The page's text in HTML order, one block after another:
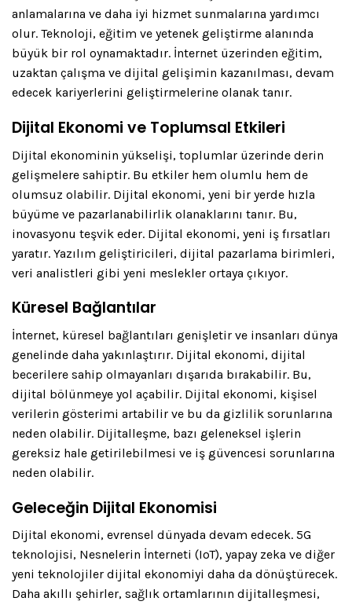
anlamalarına ve daha iyi hizmet sunmalarına yardımcı
olur. Teknoloji, eğitim ve yetenek geliştirme alanında
büyük bir rol oynamaktadır. İnternet üzerinden eğitim,
uzaktan çalışma ve dijital gelişimin kazanılması, devam
edecek kariyerlerini geliştirmelerine olanak tanır.
Dijital Ekonomi ve Toplumsal Etkileri
Dijital ekonominin yükselişi, toplumlar üzerinde derin
gelişmelere sahiptir. Bu etkiler hem olumlu hem de
olumsuz olabilir. Dijital ekonomi, yeni bir yerde hızla
büyüme ve pazarlanabilirlik olanaklarını tanır. Bu,
inovasyonu teşvik eder. Dijital ekonomi, yeni iş fırsatları
yaratır. Yazılım geliştiricileri, dijital pazarlama birimleri,
veri analistleri gibi yeni meslekler ortaya çıkıyor.
Küresel Bağlantılar
İnternet, küresel bağlantıları genişletir ve insanları dünya
genelinde daha yakınlaştırır. Dijital ekonomi, dijital
becerilere sahip olmayanları dışarıda bırakabilir. Bu,
dijital bölünmeye yol açabilir. Dijital ekonomi, kişisel
verilerin gösterimi artabilir ve bu da gizlilik sorunlarına
neden olabilir. Dijitalleşme, bazı geleneksel işlerin
gereksiz hale getirilebilmesi ve iş güvencesi sorunlarına
neden olabilir.
Geleceğin Dijital Ekonomisi
Dijital ekonomi, evrensel dünyada devam edecek. 5G
teknolojisi, Nesnelerin İnterneti (IoT), yapay zeka ve diğer
yeni teknolojiler dijital ekonomiyi daha da dönüştürecek.
Daha akıllı şehirler, sağlık ortamlarının dijitalleşmesi,